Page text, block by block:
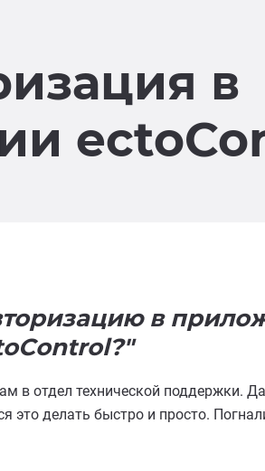
в
в
в отдел технической поддержки.
это делать быстро и просто.